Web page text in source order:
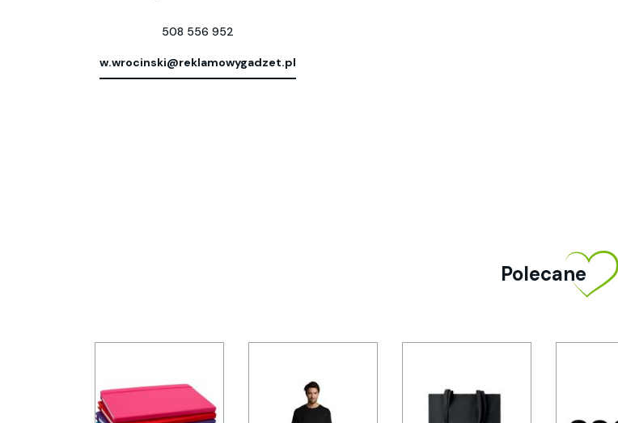
508 556 952
w.wrocinski@reklamowygadzet.pl
Polecane